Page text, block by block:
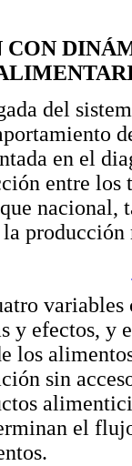
del
en el
entre los
y efectos, y
los
sin
el